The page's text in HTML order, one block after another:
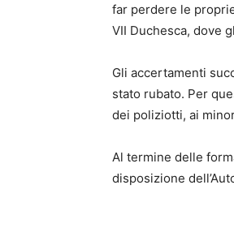
far perdere le
VII Duchesca, dove
Gli accertamenti
stato rubato. Per
dei poliziotti, ai
Al termine delle
disposizione